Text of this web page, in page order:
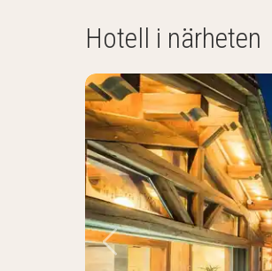
Hotell i närheten
Föregående bild